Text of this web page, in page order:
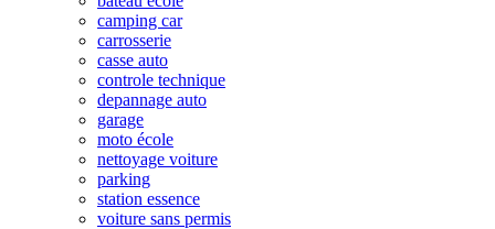
camping car
carrosserie
casse auto
controle technique
depannage auto
garage
moto école
nettoyage voiture
parking
station essence
voiture sans permis